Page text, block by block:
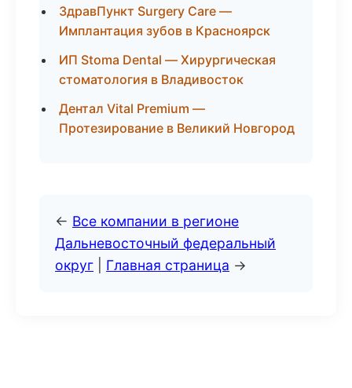
ЗдравПункт Surgery Care —
Имплантация зубов в Красноярск
ИП Stoma Dental — Хирургическая
стоматология в Владивосток
Дентал Vital Premium —
Протезирование в Великий Новгород
← Все компании в регионе
Дальневосточный федеральный
округ
Главная страница →